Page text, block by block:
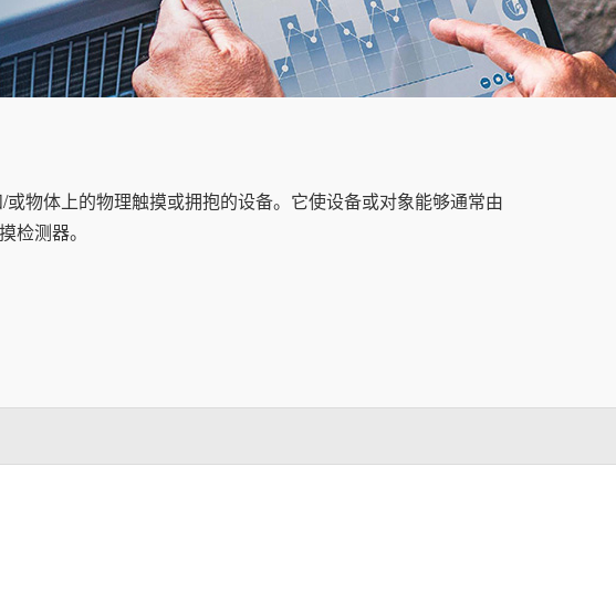
物体上的物理触摸或拥抱的设备。它使设备或对象能够通常由
检测器。